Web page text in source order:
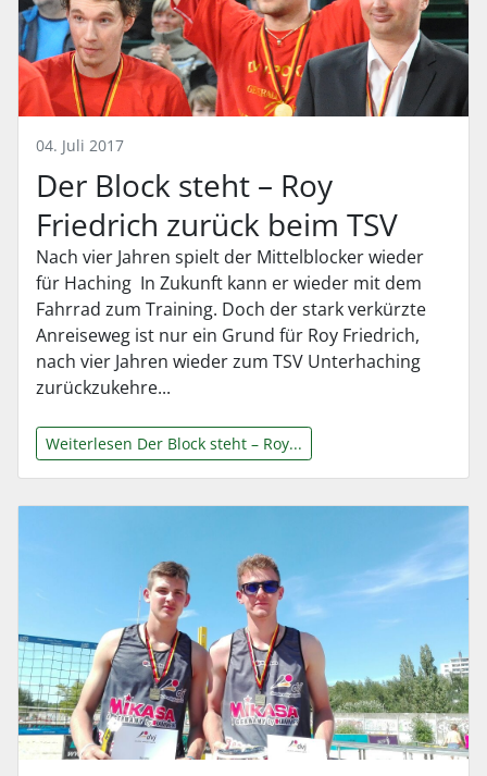
04. Juli 2017
Der Block steht – Roy
Friedrich zurück beim TSV
Nach vier Jahren spielt der Mittelblocker wieder
für Haching In Zukunft kann er wieder mit dem
Fahrrad zum Training. Doch der stark verkürzte
Anreiseweg ist nur ein Grund für Roy Friedrich,
nach vier Jahren wieder zum TSV Unterhaching
zurückzukehre...
Weiterlesen Der Block steht – Roy...